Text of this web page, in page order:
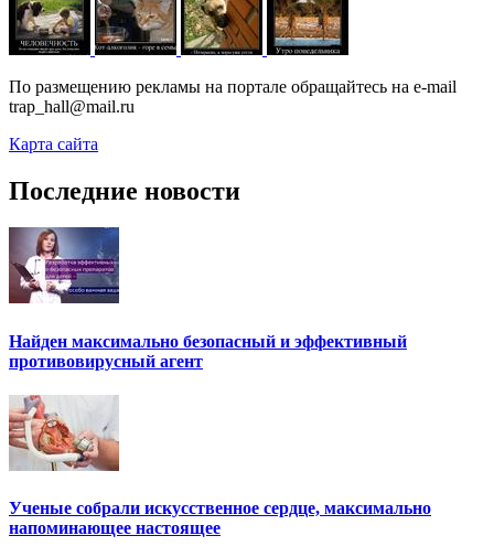
По размещению рекламы на портале обращайтесь на e-mail
trap_hall@mail.ru
Карта сайта
Последние новости
Найден максимально безопасный и эффективный
противовирусный агент
Ученые собрали искусственное сердце, максимально
напоминающее настоящее